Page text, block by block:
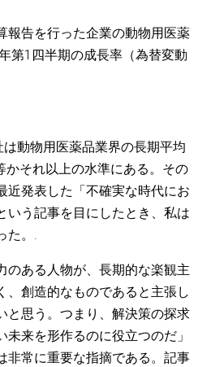
報告を行った企業の動物用医薬
第1四半期の成長率（為替変動
動物用医薬品業界の長期平均
かそれ以上の水準にある。その
近発表した「不確実な時代にお
いう記事を目にしたとき、私は
た。.
のある人物が、長期的な楽観主
、創造的なものであると主張し
と思う。つまり、解決策の探求
未来を形作るのに役立つのだ」
非常に重要な指摘である。記事